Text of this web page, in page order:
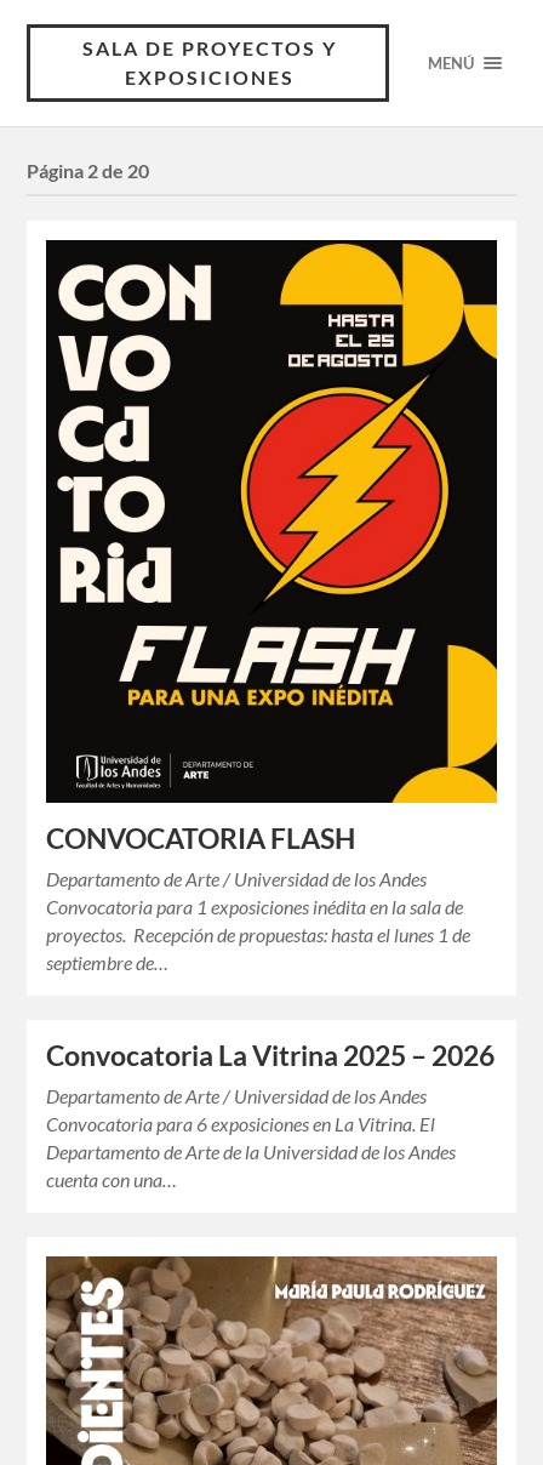
SALA DE PROYECTOS Y
EXPOSICIONES
MENÚ
Página 2 de 20
CONVOCATORIA FLASH
Departamento de Arte / Universidad de los Andes
Convocatoria para 1 exposiciones inédita en la sala de
proyectos. Recepción de propuestas: hasta el lunes 1 de
septiembre de…
Convocatoria La Vitrina 2025 – 2026
Departamento de Arte / Universidad de los Andes
Convocatoria para 6 exposiciones en La Vitrina. El
Departamento de Arte de la Universidad de los Andes
cuenta con una…